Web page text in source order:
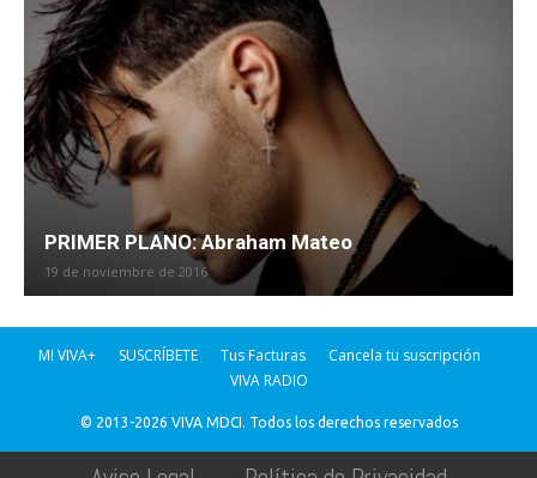
PRIMER PLANO: Abraham Mateo
19 de noviembre de 2016
MI VIVA+ SUSCRÍBETE Tus Facturas
Cancela tu suscripción
VIVA RADIO
© 2013-2026 VIVA MDCI. Todos los derechos reservados